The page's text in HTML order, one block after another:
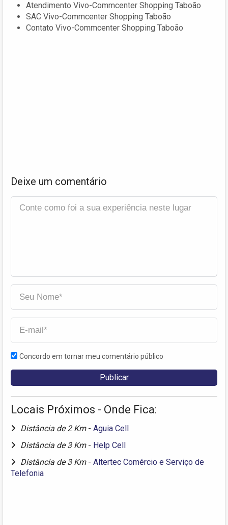
Atendimento Vivo-Commcenter Shopping Taboão
SAC Vivo-Commcenter Shopping Taboão
Contato Vivo-Commcenter Shopping Taboão
Deixe um comentário
Concordo em tornar meu comentário público
Locais Próximos - Onde Fica:
Distância de 2 Km - Aguia Cell
Distância de 3 Km - Help Cell
Distância de 3 Km - Altertec Comércio e Serviço de
Telefonia